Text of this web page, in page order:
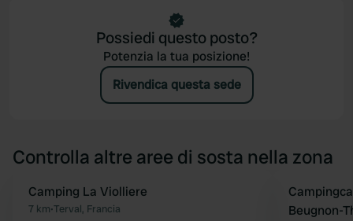
Possiedi questo posto?
Potenzia la tua posizione!
Rivendica questa sede
Controlla altre aree di sosta nella zona
Preferito
Camping La Violliere
7 km•Terval, Francia
Beugnon-